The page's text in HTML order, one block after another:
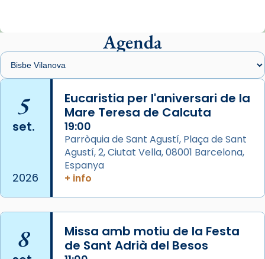
presidit aquest 27 de juliol la missa de Les
Santes de Mataró.
🔗
📸 J. Merino
Photo
View on Facebook ·
Arquebisbat de Barcelona
de Barcelona.
2 weeks ago
comitè organitzador de la visita apostòlica
del Sant Pare Lleó XIV a Barcelona, i als
Agenda
5
set.
2026
Eucaristia per l'aniversari de la
Mare Teresa de Calcuta
19:00
Parròquia de Sant Agustí, Plaça de Sant
Agustí, 2, Ciutat Vella, 08001 Barcelona,
Espanya
+ info
8
Missa amb motiu de la Festa
de Sant Adrià del Besos